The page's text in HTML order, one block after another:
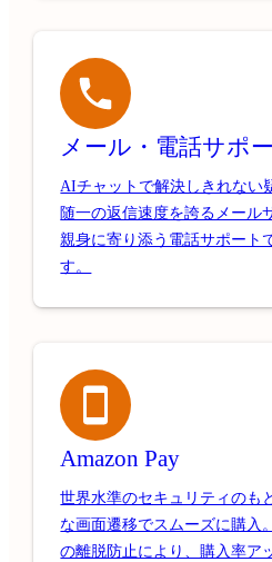
メール・電話サポ
AIチャットで解決しきれない
随一の返信速度を誇るメール
親身に寄り添う電話サポート
す。
Amazon Pay
世界水準のセキュリティのも
な画面遷移でスムーズに購入
の離脱防止により、購入率ア